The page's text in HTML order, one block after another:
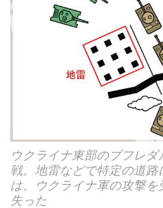
ウクライナ東部のブフレ
戦。地雷などで特定の道
は、ウクライナ軍の攻撃
失った